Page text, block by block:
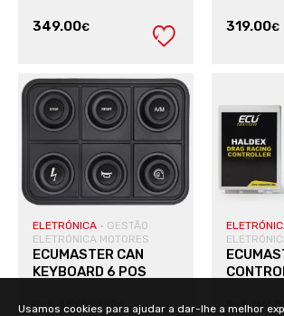
349.00€ 319.00€
ELETRÓNICA · GESTÃO
ELETRÓNICA MOTORES
ECUMASTER CAN
KEYBOARD 6 POS
Ref: KEYBOARD6 Ref:
Usamos cookies para ajudar a dar-lhe a melhor